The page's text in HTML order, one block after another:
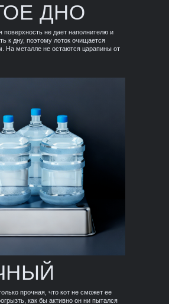
поверхность не дает наполнителю и
к дну, поэтому лоток очищается
На металле не остаются царапины от
ДНО
прочная, что кот не сможет ее
как бы активно он ни пытался